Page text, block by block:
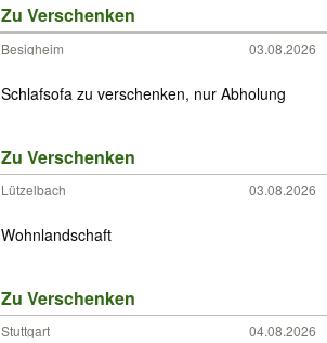
Zu Verschenken
Besigheim 03.08.2026
Schlafsofa zu verschenken, nur Abholung
Zu Verschenken
Lützelbach 03.08.2026
Wohnlandschaft
Zu Verschenken
Stuttgart 04.08.2026